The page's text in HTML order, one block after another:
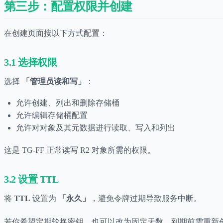
第三步：配置权限并创建
在创建页面按以下方式配置：
3.1 选择权限
选择 「管理员读和写」 ：
允许创建、列出和删除存储桶
允许编辑存储桶配置
允许对对象及其元数据进行读取、写入和列出
这是 TG-FF 正常读写 R2 对象所需的权限。
3.2 设置 TTL
将 TTL 设置为 「永久」 ，避免令牌过期导致服务中断。